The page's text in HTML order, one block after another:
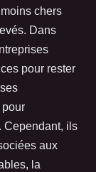
chers
Dans
pour rester
Cependant, ils
aux
la